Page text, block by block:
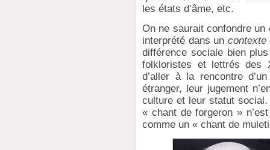
les états d’âme, etc.
On ne saurait confondre
interprété dans un contexte
différence sociale bien
folkloristes et lettrés des
d’aller à la rencontre
étranger, leur jugement
culture et leur statut
« chant de forgeron »
comme un « chant de